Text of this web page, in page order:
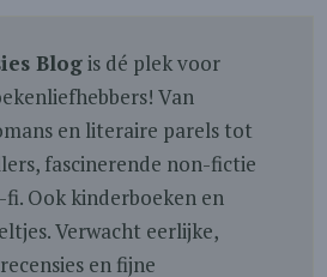
Blogis dé plek voor
Van
en literaire parels tot
fascinerende non-fictie
fi. Ook kinderboeken en
Verwacht eerlijke,
en fijne